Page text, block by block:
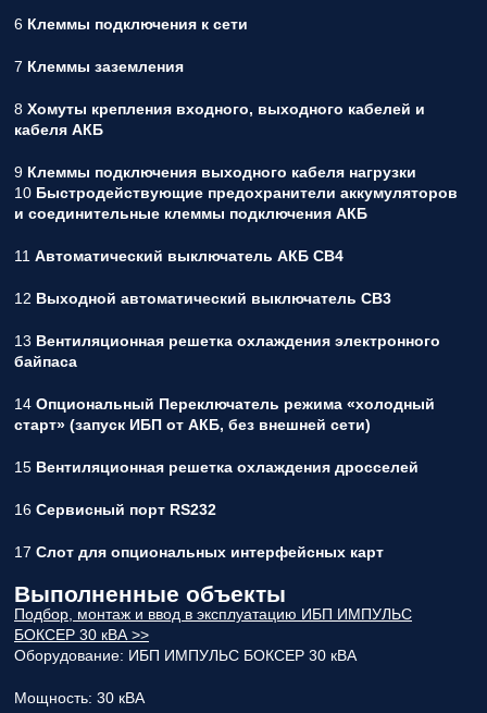
6 Клеммы подключения к сети
7 Клеммы заземления
8 Хомуты крепления входного, выходного кабелей и
кабеля АКБ
9 Клеммы подключения выходного кабеля нагрузки
10 Быстродействующие предохранители аккумуляторов
и соединительные клеммы подключения АКБ
11 Автоматический выключатель АКБ СВ4
12 Выходной автоматический выключатель СВ3
13 Вентиляционная решетка охлаждения электронного
байпаса
14 Опциональный Переключатель режима «холодный
старт» (запуск ИБП от АКБ, без внешней сети)
15 Вентиляционная решетка охлаждения дросселей
16 Сервисный порт RS232
17 Слот для опциональных интерфейсных карт
Выполненные объекты
Подбор, монтаж и ввод в эксплуатацию ИБП ИМПУЛЬС
БОКСЕР 30 кВА >>
Оборудование: ИБП ИМПУЛЬС БОКСЕР 30 кВА
Мощность: 30 кВА